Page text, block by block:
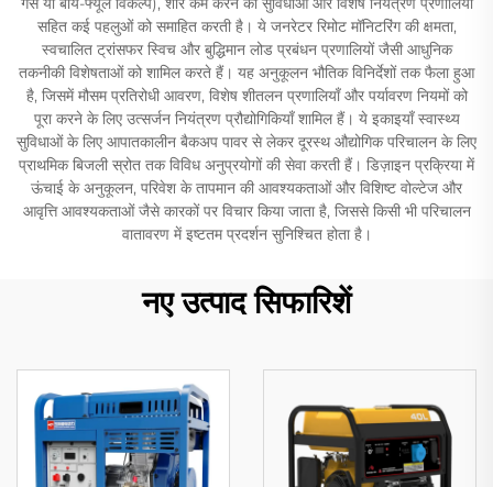
सहित कई पहलुओं को समाहित करती है। ये जनरेटर रिमोट मॉनिटरिंग की क्षमता,
स्वचालित ट्रांसफर स्विच और बुद्धिमान लोड प्रबंधन प्रणालियों जैसी आधुनिक
तकनीकी विशेषताओं को शामिल करते हैं। यह अनुकूलन भौतिक विनिर्देशों तक फैला हुआ
है, जिसमें मौसम प्रतिरोधी आवरण, विशेष शीतलन प्रणालियाँ और पर्यावरण नियमों को
पूरा करने के लिए उत्सर्जन नियंत्रण प्रौद्योगिकियाँ शामिल हैं। ये इकाइयाँ स्वास्थ्य
सुविधाओं के लिए आपातकालीन बैकअप पावर से लेकर दूरस्थ औद्योगिक परिचालन के लिए
प्राथमिक बिजली स्रोत तक विविध अनुप्रयोगों की सेवा करती हैं। डिज़ाइन प्रक्रिया में
ऊंचाई के अनुकूलन, परिवेश के तापमान की आवश्यकताओं और विशिष्ट वोल्टेज और
आवृत्ति आवश्यकताओं जैसे कारकों पर विचार किया जाता है, जिससे किसी भी परिचालन
वातावरण में इष्टतम प्रदर्शन सुनिश्चित होता है।
नए उत्पाद सिफारिशें